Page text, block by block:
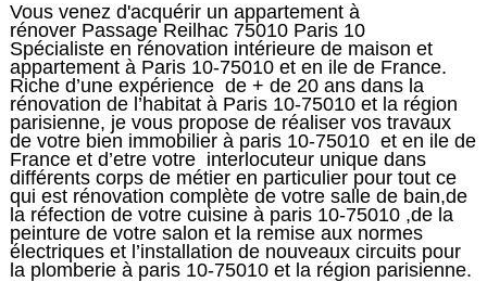
Vous venez d'acquérir un appartement à
rénoverPassage Reilhac 75010 Paris 10
Spécialiste en rénovation intérieure de maison et
appartement à Paris 10-75010 et en ile de France.
Riche d’une expérience de + de 20 ans dans la
rénovation de l’habitat à Paris 10-75010 et la région
parisienne, je vous propose de réaliser vos travaux
de votre bien immobilier à paris 10-75010 et en ile de
France et d’etre votre interlocuteur unique dans
différents corps de métier en particulier pour tout ce
qui est rénovation complète de votre salle de bain,de
la réfection de votre cuisine à paris 10-75010 ,de la
peinture de votre salon et la remise aux normes
électriques et l’installation de nouveaux circuits pour
la plomberie à paris 10-75010 et la région parisienne.